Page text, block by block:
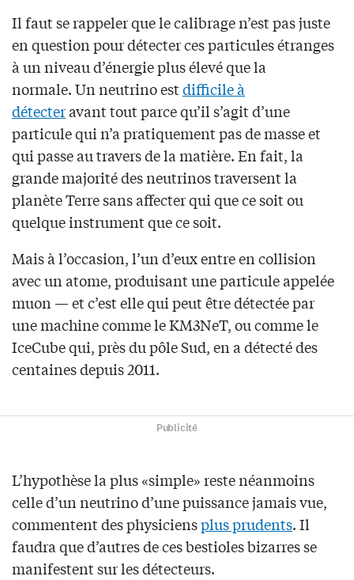
Il faut se rappeler que le calibrage n’est pas juste
en question pour détecter ces particules étranges
à un niveau d’énergie plus élevé que la
normale. Un neutrino estdifficile à
détecteravant tout parce qu’il s’agit d’une
particule qui n’a pratiquement pas de masse et
qui passe au travers de la matière. En fait, la
grande majorité des neutrinos traversent la
planète Terre sans affecter qui que ce soit ou
quelque instrument que ce soit.
Mais à l’occasion, l’un d’eux entre en collision
avec un atome, produisant une particule appelée
muon — et c’est elle qui peut être détectée par
une machine comme le KM3NeT, ou comme le
IceCube qui, près du pôle Sud, en a détecté des
centaines depuis 2011.
Publicité
L’hypothèse la plus «simple» reste néanmoins
celle d’un neutrino d’une puissance jamais vue,
commentent des physiciensplus prudents. Il
faudra que d’autres de ces bestioles bizarres se
manifestent sur les détecteurs.